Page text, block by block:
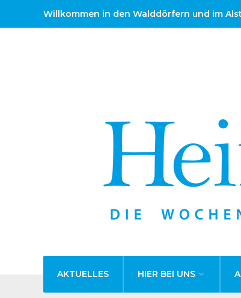
Willkommen in den Walddörfern und im
AKTUELLES HIER BEI UNS